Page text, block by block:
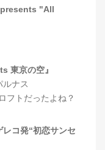
presents "All
東京の空』
ナス
フトだったよね？
コ発“初恋サンセ